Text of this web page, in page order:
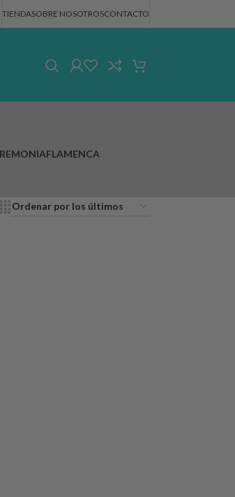
TIENDASOBRE NOSOTROSCONTACTO
FLAMENCA